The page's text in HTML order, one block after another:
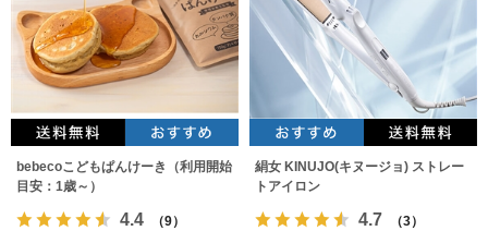
bebecoこどもぱんけーき（利用開始
目安：1歳～）
4.4 （9）
絹女 KINUJO(キヌージョ) ストレー
トアイロン
4.7 （3）